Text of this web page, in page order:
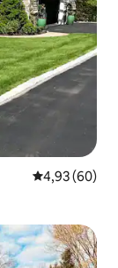
4,93 de uma
4,93 (60)